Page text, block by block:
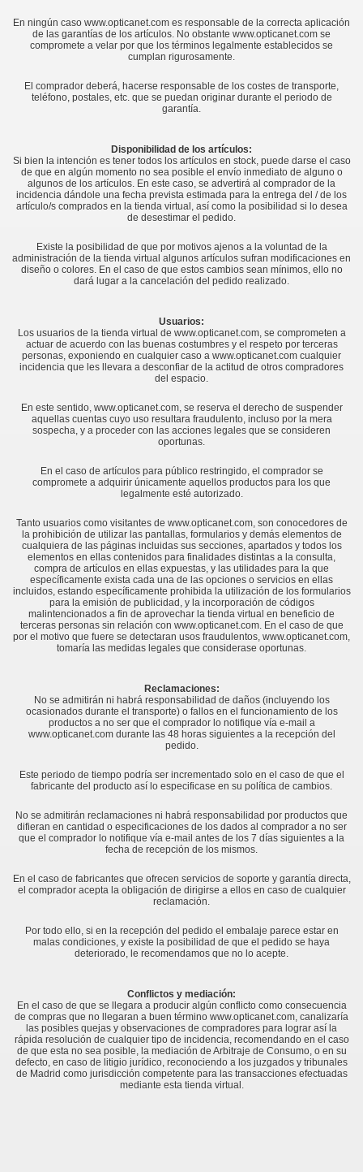
En ningún caso www.opticanet.com es responsable de la correcta aplicación
de las garantías de los artículos. No obstante www.opticanet.com se
compromete a velar por que los términos legalmente establecidos se
cumplan rigurosamente.
El comprador deberá, hacerse responsable de los costes de transporte,
teléfono, postales, etc. que se puedan originar durante el periodo de
garantía.
Disponibilidad de los artículos:
Si bien la intención es tener todos los artículos en stock, puede darse el caso
de que en algún momento no sea posible el envío inmediato de alguno o
algunos de los artículos. En este caso, se advertirá al comprador de la
incidencia dándole una fecha prevista estimada para la entrega del / de los
artículo/s comprados en la tienda virtual, así como la posibilidad si lo desea
de desestimar el pedido.
Existe la posibilidad de que por motivos ajenos a la voluntad de la
administración de la tienda virtual algunos artículos sufran modificaciones en
diseño o colores. En el caso de que estos cambios sean mínimos, ello no
dará lugar a la cancelación del pedido realizado.
Usuarios:
Los usuarios de la tienda virtual de www.opticanet.com, se comprometen a
actuar de acuerdo con las buenas costumbres y el respeto por terceras
personas, exponiendo en cualquier caso a www.opticanet.com cualquier
incidencia que les llevara a desconfiar de la actitud de otros compradores
del espacio.
En este sentido, www.opticanet.com, se reserva el derecho de suspender
aquellas cuentas cuyo uso resultara fraudulento, incluso por la mera
sospecha, y a proceder con las acciones legales que se consideren
oportunas.
En el caso de artículos para público restringido, el comprador se
compromete a adquirir únicamente aquellos productos para los que
legalmente esté autorizado.
Tanto usuarios como visitantes de www.opticanet.com, son conocedores de
la prohibición de utilizar las pantallas, formularios y demás elementos de
cualquiera de las páginas incluidas sus secciones, apartados y todos los
elementos en ellas contenidos para finalidades distintas a la consulta,
compra de artículos en ellas expuestas, y las utilidades para la que
específicamente exista cada una de las opciones o servicios en ellas
incluidos, estando específicamente prohibida la utilización de los formularios
para la emisión de publicidad, y la incorporación de códigos
malintencionados a fin de aprovechar la tienda virtual en beneficio de
terceras personas sin relación con www.opticanet.com. En el caso de que
por el motivo que fuere se detectaran usos fraudulentos, www.opticanet.com,
tomaría las medidas legales que considerase oportunas.
Reclamaciones:
No se admitirán ni habrá responsabilidad de daños (incluyendo los
ocasionados durante el transporte) o fallos en el funcionamiento de los
productos a no ser que el comprador lo notifique vía e-mail a
www.opticanet.com durante las 48 horas siguientes a la recepción del
pedido.
Este periodo de tiempo podría ser incrementado solo en el caso de que el
fabricante del producto así lo especificase en su política de cambios.
No se admitirán reclamaciones ni habrá responsabilidad por productos que
difieran en cantidad o especificaciones de los dados al comprador a no ser
que el comprador lo notifique vía e-mail antes de los 7 días siguientes a la
fecha de recepción de los mismos.
En el caso de fabricantes que ofrecen servicios de soporte y garantía directa,
el comprador acepta la obligación de dirigirse a ellos en caso de cualquier
reclamación.
Por todo ello, si en la recepción del pedido el embalaje parece estar en
malas condiciones, y existe la posibilidad de que el pedido se haya
deteriorado, le recomendamos que no lo acepte.
Conflictos y mediación:
En el caso de que se llegara a producir algún conflicto como consecuencia
de compras que no llegaran a buen término www.opticanet.com, canalizaría
las posibles quejas y observaciones de compradores para lograr así la
rápida resolución de cualquier tipo de incidencia, recomendando en el caso
de que esta no sea posible, la mediación de Arbitraje de Consumo, o en su
defecto, en caso de litigio jurídico, reconociendo a los juzgados y tribunales
de Madrid como jurisdicción competente para las transacciones efectuadas
mediante esta tienda virtual.